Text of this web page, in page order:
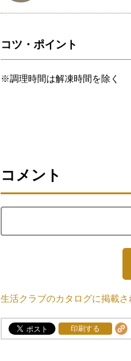
コツ・ポイント
※調理時間は解凍時間を除く
コメント
生活クラブのカタログに掲載
印刷する